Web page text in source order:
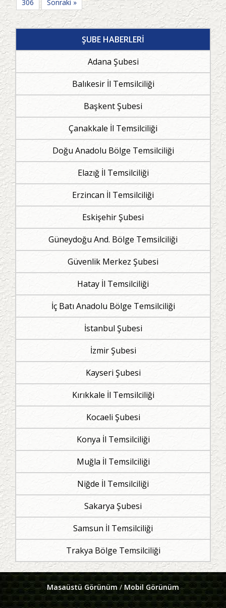
306
Sonraki »
ŞUBE HABERLERİ
Adana Şubesi
Balıkesir İl Temsilciliği
Başkent Şubesi
Çanakkale İl Temsilciliği
Doğu Anadolu Bölge Temsilciliği
Elazığ İl Temsilciliği
Erzincan İl Temsilciliği
Eskişehir Şubesi
Güneydoğu And. Bölge Temsilciliği
Güvenlik Merkez Şubesi
Hatay İl Temsilciliği
İç Batı Anadolu Bölge Temsilciliği
İstanbul Şubesi
İzmir Şubesi
Kayseri Şubesi
Kırıkkale İl Temsilciliği
Kocaeli Şubesi
Konya İl Temsilciliği
Muğla İl Temsilciliği
Niğde İl Temsilciliği
Sakarya Şubesi
Samsun İl Temsilciliği
Trakya Bölge Temsilciliği
Masaüstü Görünüm/ Mobil Görünüm